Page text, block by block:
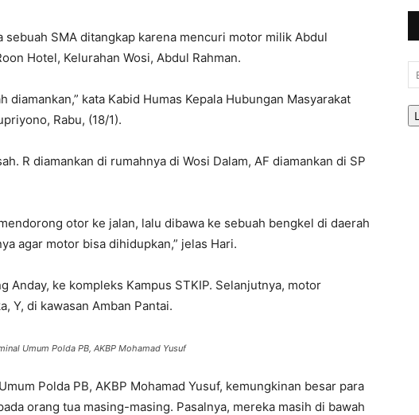
sebuah SMA ditangkap karena mencuri motor milik Abdul
Hotel, Kelurahan Wosi, Abdul Rahman.
diamankan,” kata Kabid Humas Kepala Hubungan Masyarakat
Rabu, (18/1).
R diamankan di rumahnya di Wosi Dalam, AF diamankan di SP
otor ke jalan, lalu dibawa ke sebuah bengkel di daerah
agar motor bisa dihidupkan,” jelas Hari.
Anday, ke kompleks Kampus STKIP. Selanjutnya, motor
Y, di kawasan Amban Pantai.
Umum Polda PB, AKBP Mohamad Yusuf
Polda PB, AKBP Mohamad Yusuf, kemungkinan besar para
orang tua masing-masing. Pasalnya, mereka masih di bawah